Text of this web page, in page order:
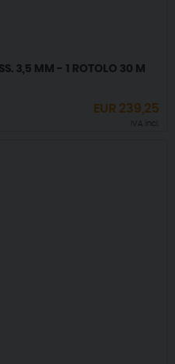
3,5 MM - 1 ROTOLO 30 M
EUR 239,25
IVA incl.